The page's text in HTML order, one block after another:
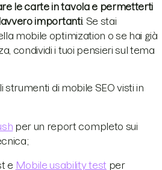
le carte in tavola e permetterti
importanti. Se stai
mobile optimization o se hai già
condividi i tuoi pensieri sul tema
strumenti di mobile SEO visti in
per un report completo sui
e Mobile usability test per